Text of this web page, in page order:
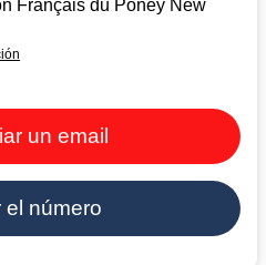
Français du Poney New
un email
el número